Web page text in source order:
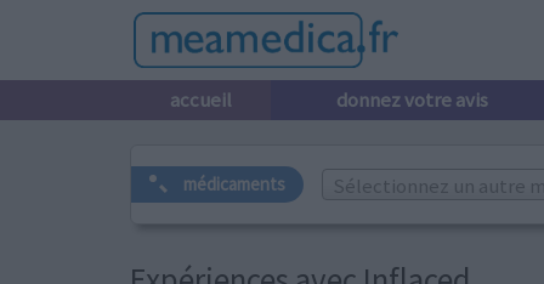
accueil donnez votre avis
médicaments Sélectionnez un autre